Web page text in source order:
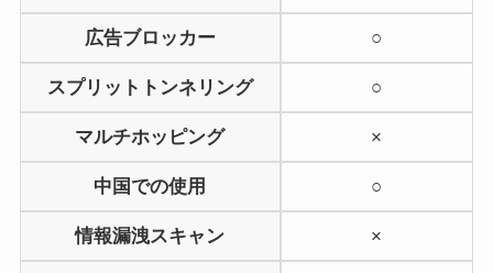
広告ブロッカー ○
スプリットトンネリング ○
マルチホッピング ×
中国での使用 ○
情報漏洩スキャン ×